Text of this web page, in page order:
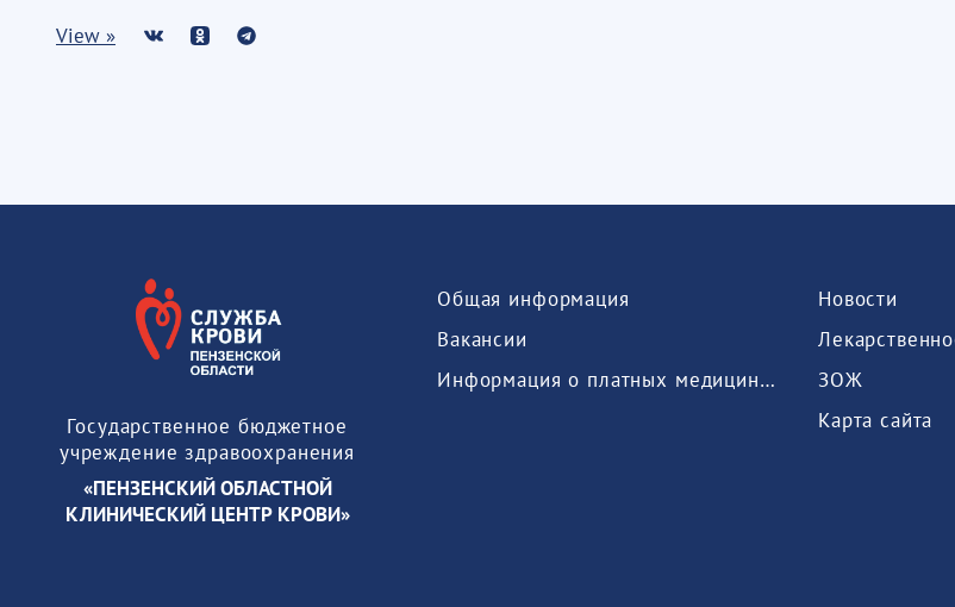
View »
Государственное бюджетное
учреждение здравоохранения
«ПЕНЗЕНСКИЙ ОБЛАСТНОЙ
КЛИНИЧЕСКИЙ ЦЕНТР КРОВИ»
Общая информация
Вакансии
Информация о платных медицинских услугах, предоставляемых медицинской организацией
Новости
ЗОЖ
Карта сайта